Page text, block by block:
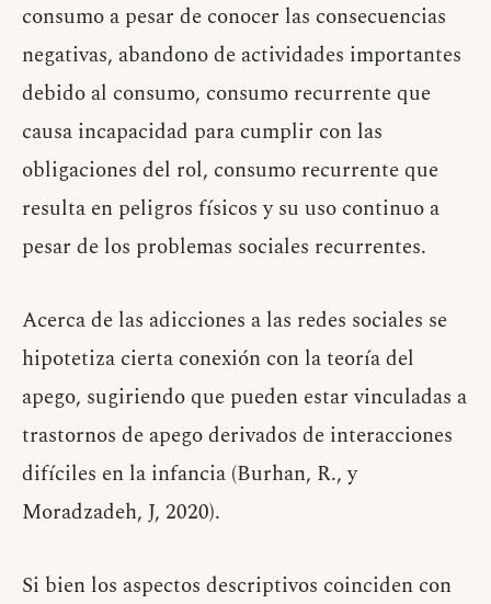
consumo a pesar de conocer las consecuencias
negativas, abandono de actividades importantes
debido al consumo, consumo recurrente que
causa incapacidad para cumplir con las
obligaciones del rol, consumo recurrente que
resulta en peligros físicos y su uso continuo a
pesar de los problemas sociales recurrentes.
Acerca de las adicciones a las redes sociales se
hipotetiza cierta conexión con la teoría del
apego, sugiriendo que pueden estar vinculadas a
trastornos de apego derivados de interacciones
difíciles en la infancia (Burhan, R., y
Moradzadeh, J, 2020).
Si bien los aspectos descriptivos coinciden con